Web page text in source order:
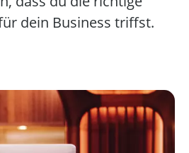
dein Business triffst.